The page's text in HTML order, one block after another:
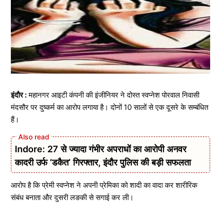
इंदौर :महानगर आइटी कंपनी की इंजीनियर ने दोस्त स्वप्नेश पोरवाल निवासी
मंदसौर पर दुष्कर्म का आरोप लगाया है। दोनों 10 सालों से एक दूसरे के सम्बंधित
हैं।
Indore: 27 से ज्यादा गंभीर अपराधों का आरोपी अनवर
कादरी उर्फ ‘डकैत’ गिरफ्तार, इंदौर पुलिस की बड़ी सफलता
आरोप है कि प्रेमी स्वप्नेश ने अपनी प्रेमिका को शादी का वादा कर शारीरिक
संबंध बनाता और दुसरी लङकी से सगाई कर ली।